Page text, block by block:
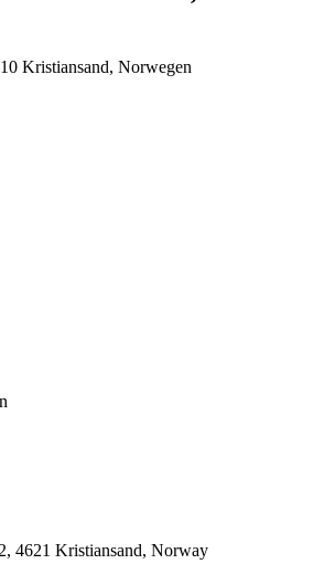
Kristiansand, Norwegen
4621 Kristiansand, Norway